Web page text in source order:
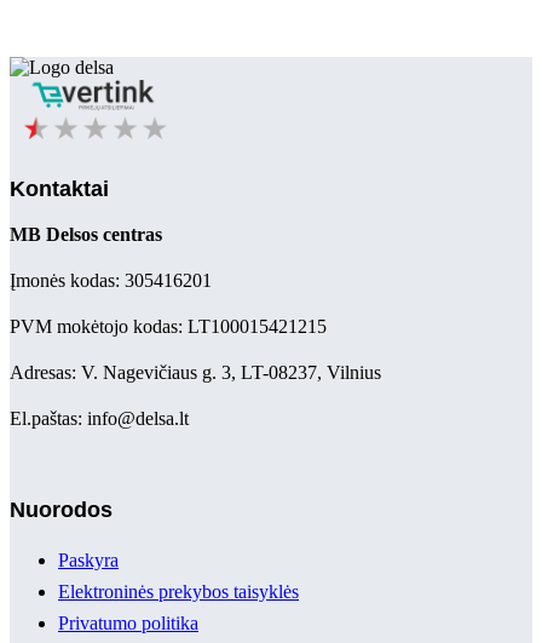
Kontaktai
MB Delsos centras
Įmonės kodas: 305416201
PVM mokėtojo kodas: LT100015421215
Adresas: V. Nagevičiaus g. 3, LT-08237, Vilnius
El.paštas: info@delsa.lt
Nuorodos
Paskyra
Elektroninės prekybos taisyklės
Privatumo politika